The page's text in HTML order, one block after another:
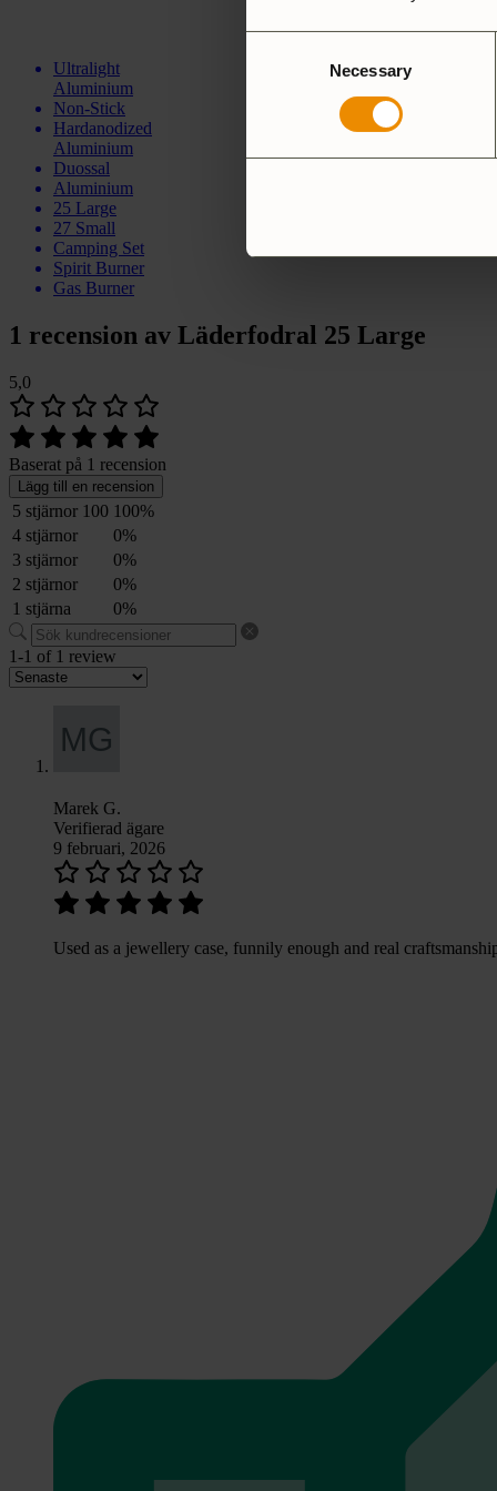
Necessary
Ultralight
Aluminium
Non-Stick
Hardanodized
Aluminium
Duossal
Aluminium
25 Large
27 Small
Camping Set
Spirit Burner
Gas Burner
1 recension av Läderfodral 25 Large
5,0
Baserat på 1 recension
Lägg till en recension
5 stjärnor 100 100%
4 stjärnor
0%
3 stjärnor
0%
2 stjärnor
0%
1 stjärna
0%
1-1 of 1 review
Marek G.
Verifierad ägare
9 februari, 2026
Used as a jewellery case, funnily enough and real